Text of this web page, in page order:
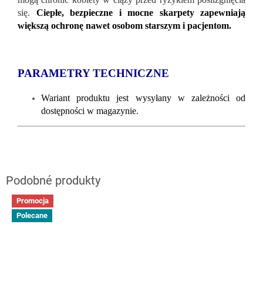
się. Ciepłe, bezpieczne i mocne skarpety zapewniają
większą ochronę nawet osobom starszym i pacjentom.
PARAMETRY TECHNICZNE
Wariant produktu jest wysyłany w zależności od
dostępności w magazynie.
Promocja
Polecane